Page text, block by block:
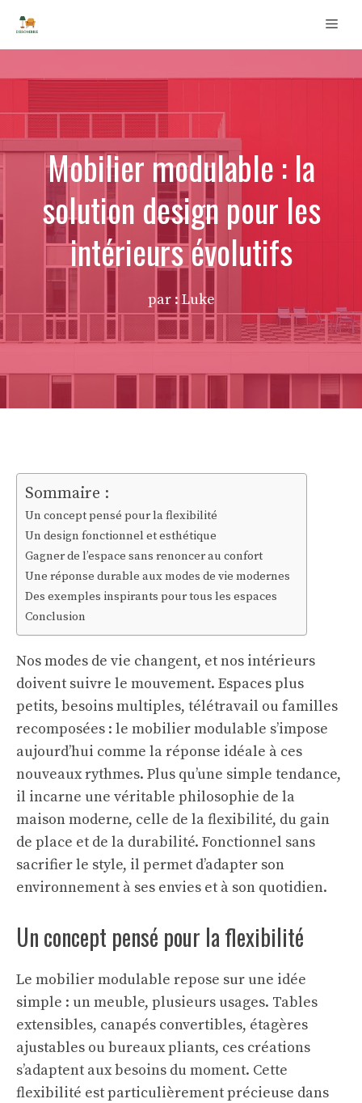
contenu
Mobilier modulable : la
solution design pour les
intérieurs évolutifs
par : Luke
Sommaire :
Un concept pensé pour la flexibilité
Un design fonctionnel et esthétique
Gagner de l’espace sans renoncer au confort
Une réponse durable aux modes de vie modernes
Des exemples inspirants pour tous les espaces
Conclusion
Nos modes de vie changent, et nos intérieurs
doivent suivre le mouvement. Espaces plus
petits, besoins multiples, télétravail ou familles
recomposées : le mobilier modulable s’impose
aujourd’hui comme la réponse idéale à ces
nouveaux rythmes. Plus qu’une simple tendance,
il incarne une véritable philosophie de la
maison moderne, celle de la flexibilité, du gain
de place et de la durabilité. Fonctionnel sans
sacrifier le style, il permet d’adapter son
environnement à ses envies et à son quotidien.
Un concept pensé pour la flexibilité
Le mobilier modulable repose sur une idée
simple : un meuble, plusieurs usages. Tables
extensibles, canapés convertibles, étagères
ajustables ou bureaux pliants, ces créations
s’adaptent aux besoins du moment. Cette
flexibilité est particulièrement précieuse dans